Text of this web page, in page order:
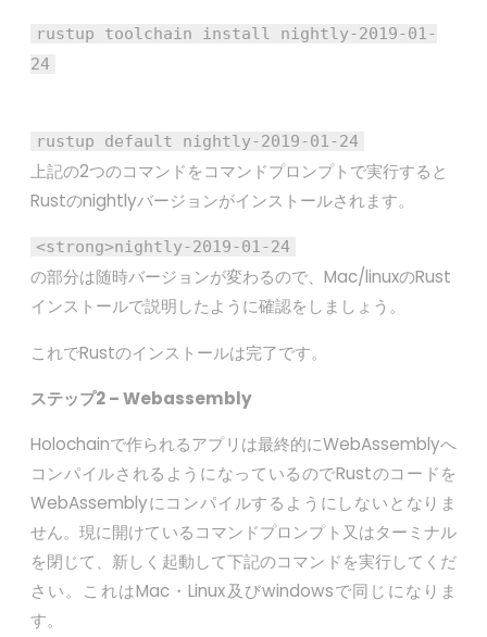
rustup toolchain install nightly-2019-01-
24
rustup default nightly-2019-01-24
上記の2つのコマンドをコマンドプロンプトで実行すると
Rustのnightlyバージョンがインストールされます。
<strong>nightly-2019-01-24
の部分は随時バージョンが変わるので、Mac/linuxのRust
インストールで説明したように確認をしましょう。
これでRustのインストールは完了です。
ステップ2– Webassembly
Holochainで作られるアプリは最終的にWebAssemblyへ
コンパイルされるようになっているのでRustのコードを
WebAssemblyにコンパイルするようにしないとなりま
せん。現に開けているコマンドプロンプト又はターミナル
を閉じて、新しく起動して下記のコマンドを実行してくだ
さい。これはMac・Linux及びwindowsで同じになりま
す。